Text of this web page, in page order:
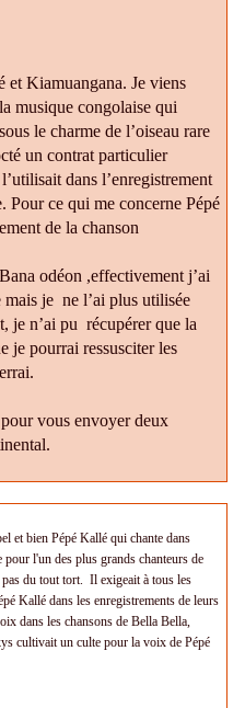
et Kiamuangana. Je viens
musique congolaise qui
le charme de l’oiseau rare
un contrat particulier
dans l’enregistrement
Pour ce qui me concerne Pépé
de la chanson
odéon ,effectivement j’ai
mais je ne l’ai plus utilisée
je n’ai pu récupérer que la
je pourrai ressusciter les
vous envoyer deux
et bien Pépé Kallé qui chante dans
l'un des plus grands chanteurs de
du tout tort. Il exigeait à tous les
Kallé dans les enregistrements de leurs
dans les chansons de Bella Bella,
cultivait un culte pour la voix de Pépé